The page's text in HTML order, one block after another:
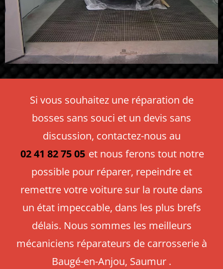
Si vous souhaitez une réparation de
bosses sans souci et un devis sans
discussion, contactez-nous au
02 41 82 75 05 et nous ferons tout notre
possible pour réparer, repeindre et
remettre votre voiture sur la route dans
un état impeccable, dans les plus brefs
délais. Nous sommes les meilleurs
mécaniciens réparateurs de carrosserie à
Baugé-en-Anjou, Saumur .